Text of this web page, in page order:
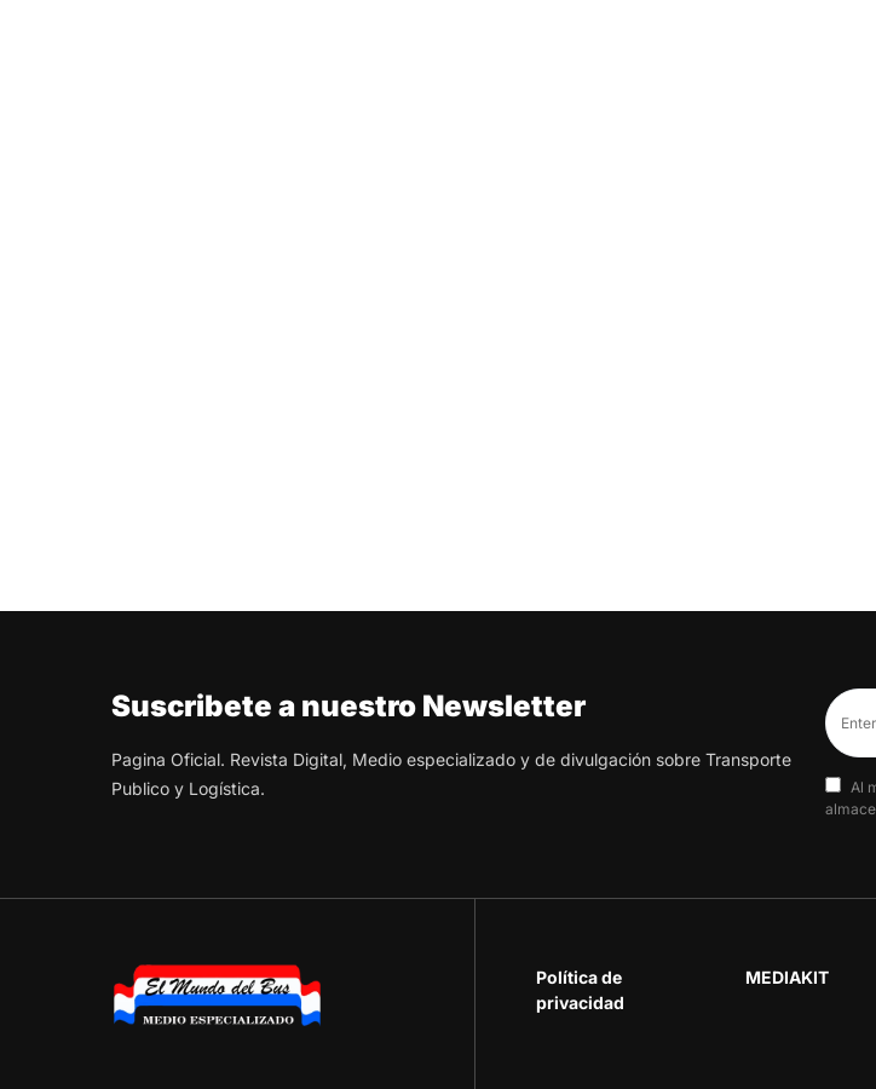
Suscribete a nuestro Newsletter
Pagina Oficial. Revista Digital, Medio especializado y de divulgación sobre Transporte
Publico y Logística.
Al
Política de
privacidad
MEDIAKIT